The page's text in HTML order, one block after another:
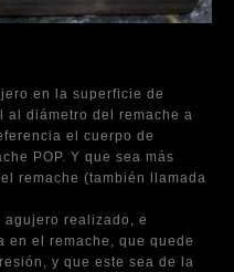
en la superficie de
al diámetro del remache a
el cuerpo de
POP. Y que sea más
remache (también llamada
realizado, e
en el remache, que quede
y que este sea de la